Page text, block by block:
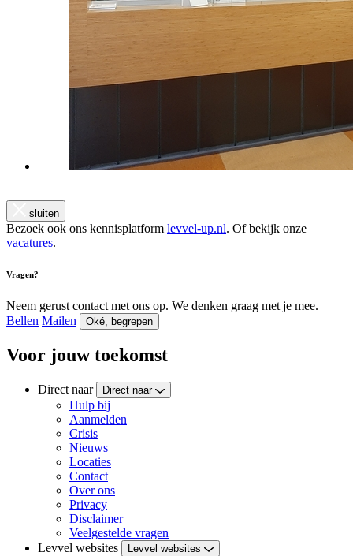
sluiten
Bezoek ook ons kennisplatform levvel-up.nl. Of bekijk onze
vacatures.
Vragen?
Neem gerust contact met ons op. We denken graag met je mee.
Bellen Mailen Oké, begrepen
Voor jouw toekomst
Direct naar Direct naar
Hulp bij
Aanmelden
Crisis
Nieuws
Locaties
Contact
Over ons
Privacy
Disclaimer
Veelgestelde vragen
Levvel websites
Levvel websites